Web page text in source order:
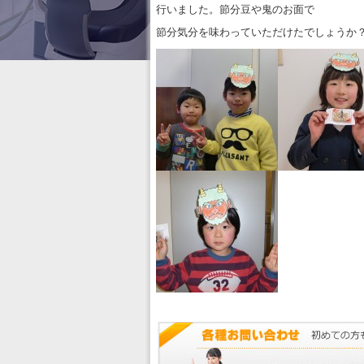
行いました。節分豆や鬼のお面で
節分気分を味わっていただけたでしょうか